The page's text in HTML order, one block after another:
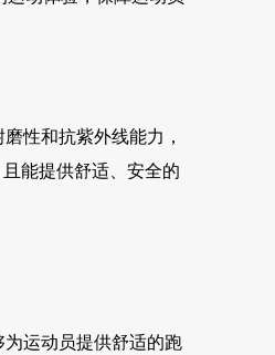
性和抗紫外线能力，
能提供舒适、安全的
为运动员提供舒适的跑